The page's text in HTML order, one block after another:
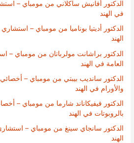
الدكتور أفانيش ساكلاني من مومباي –
في الهند
الدكتور أديتيا بوناميا من مومباي –
الهند
الدكتور براشانت مولرباتان من مومباي –
العامة في الهند
الدكتور سانديب بيبتي من مومباي – أخصائي
والأورام في الهند
الدكتور فيفيكاناند شارما من مومباي –
بالروبوتات في الهند
الدكتور سانجاي سينغ من مومباي –
الهند